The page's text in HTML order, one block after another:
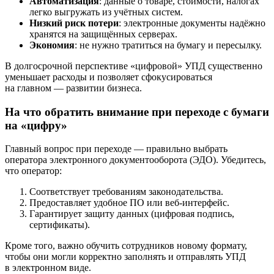
легко выгружать из учётных систем.
Низкий риск потери: электронные документы надёжно
хранятся на защищённых серверах.
Экономия: не нужно тратиться на бумагу и пересылку.
В долгосрочной перспективе «цифровой» УПД существенно
уменьшает расходы и позволяет сфокусироваться
на главном — развитии бизнеса.
На что обратить внимание при переходе с бумаги
на «цифру»
Главный вопрос при переходе — правильно выбрать
оператора электронного документооборота (ЭДО). Убедитесь,
что оператор:
Соответствует требованиям законодательства.
Предоставляет удобное ПО или веб-интерфейс.
Гарантирует защиту данных (цифровая подпись,
сертификаты).
Кроме того, важно обучить сотрудников новому формату,
чтобы они могли корректно заполнять и отправлять УПД
в электронном виде.